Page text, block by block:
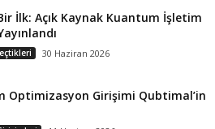
İlk: Açık Kaynak Kuantum İşletim
30 Haziran 2026
Optimizasyon Girişimi Qubtimal’in